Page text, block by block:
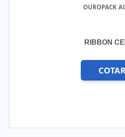
OUROPACK
RIBBON